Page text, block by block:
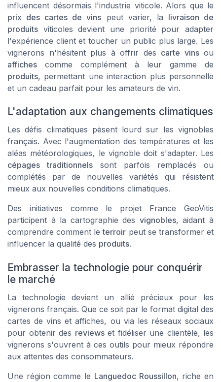
influencent désormais l'industrie viticole. Alors que le
prix des cartes de vins peut varier, la livraison de
produits viticoles devient une priorité pour adapter
l'expérience client et toucher un public plus large. Les
vignerons n'hésitent plus à offrir des carte vinsou
affiches comme complément à leur gamme de
produits, permettant une interaction plus personnelle
et un cadeau parfait pour les amateurs de vin.
L'adaptation aux changements climatiques
Les défis climatiques pèsent lourd sur les vignobles
français. Avec l'augmentation des températures et les
aléas météorologiques, le vignoble doit s'adapter. Les
cépages traditionnels sont parfois remplacés ou
complétés par de nouvelles variétés qui résistent
mieux aux nouvelles conditions climatiques.
Des initiatives comme le projet France GeoVitis
participent à la cartographie des vignobles, aidant à
comprendre comment leterroir peut se transformer et
influencer la qualité des produits.
Embrasser la technologie pour conquérir
le marché
La technologie devient un allié précieux pour les
vignerons français. Que ce soit par le format digital des
cartes de vins et affiches, ou via les réseaux sociaux
pour obtenir des reviewset fidéliser une clientèle, les
vignerons s'ouvrent à ces outils pour mieux répondre
aux attentes des consommateurs.
Une région comme le Languedoc Roussillon, riche en